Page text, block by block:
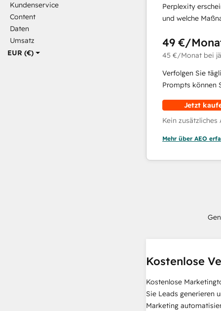
EUR (€)
Kundenservice
Content
Daten
Umsatz
Perplexity
und welche
49 €/
45 €/Monat bei
Verfolgen Sie
Prompts können
Jetzt
Kein
Mehr über AEO
Kostenlose
Kostenlose
Sie Leads generieren
Marketing